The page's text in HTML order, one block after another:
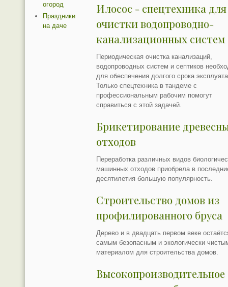
Илосос - спецтехника для
очистки водопроводно-
канализационных систем
Периодическая очистка канализаций,
водопроводных систем и септиков
для обеспечения долгого срока
Только спецтехника в тандеме с
профессиональным рабочим помогут
справиться с этой задачей.
Брикетирование
отходов
Переработка различных видов
машинных отходов приобрела в
десятилетия большую популярность.
Строительство домов из
профилированного бруса
Дерево и в двадцать первом веке
самым безопасным и экологически
материалом для строительства домов.
Высокопроизводительное
огород
Праздники
на даче